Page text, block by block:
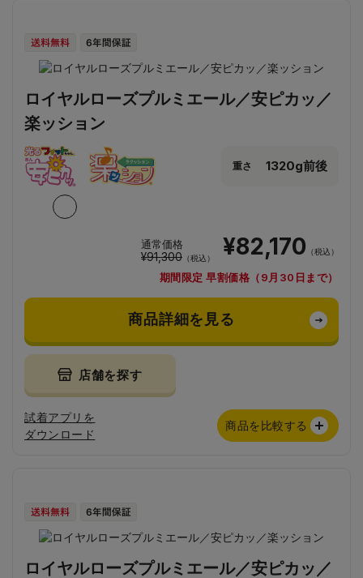
ロイヤルローズプルミエール／安ピカッ／
楽ッション
重さ 1320g前後
通常価格
¥91,300 （税込） ¥82,170 （税込）
期間限定 早割価格（9月30日まで）
商品詳細を見る
店舗を探す
試着アプリを
ダウンロード
商品を比較する
ロイヤルローズプルミエール／安ピカッ／